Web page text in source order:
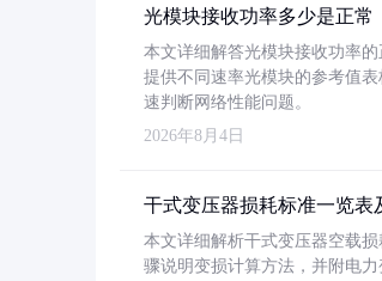
光模块接收功率多少是正常
本文详细解答光模块接收功率
提供不同速率光模块的参考值
速判断网络性能问题。
2026年8月4日
干式变压器损耗标准一览表
本文详细解析干式变压器空载
骤说明变损计算方法，并附电